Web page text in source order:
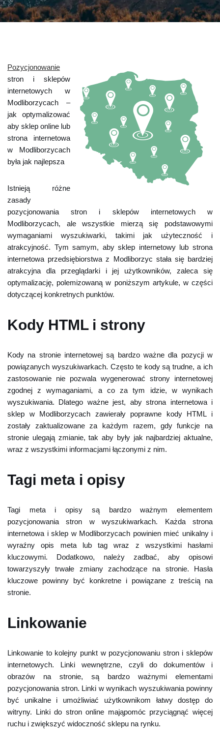
Pozycjonowanie
stron i sklepów
internetowych w
Modliborzycach –
jak optymalizować
aby sklep online lub
strona internetowa
w Modliborzycach
była jak najlepsza
Istnieją różne
zasady
pozycjonowania stron i sklepów internetowych w
Modliborzycach, ale wszystkie mierzą się podstawowymi
wymaganiami wyszukiwarki, takimi jak użyteczność i
atrakcyjność. Tym samym, aby sklep internetowy lub strona
internetowa przedsiębiorstwa z Modliborzyc stała się bardziej
atrakcyjna dla przeglądarki i jej użytkowników, zaleca się
optymalizację, polemizowaną w poniższym artykule, w części
dotyczącej konkretnych punktów.
Kody HTML i strony
Kody na stronie internetowej są bardzo ważne dla pozycji w
powiązanych wyszukiwarkach. Często te kody są trudne, a ich
zastosowanie nie pozwala wygenerować strony internetowej
zgodnej z wymaganiami, a co za tym idzie, w wynikach
wyszukiwania. Dlatego ważne jest, aby strona internetowa i
sklep w Modliborzycach zawierały poprawne kody HTML i
zostały zaktualizowane za każdym razem, gdy funkcje na
stronie ulegają zmianie, tak aby były jak najbardziej aktualne,
wraz z wszystkimi informacjami łączonymi z nim.
Tagi meta i opisy
Tagi meta i opisy są bardzo ważnym elementem
pozycjonowania stron w wyszukiwarkach. Każda strona
internetowa i sklep w Modliborzycach powinien mieć unikalny i
wyraźny opis meta lub tag wraz z wszystkimi hasłami
kluczowymi. Dodatkowo, należy zadbać, aby opisowi
towarzyszyły trwałe zmiany zachodzące na stronie. Hasła
kluczowe powinny być konkretne i powiązane z treścią na
stronie.
Linkowanie
Linkowanie to kolejny punkt w pozycjonowaniu stron i sklepów
internetowych. Linki wewnętrzne, czyli do dokumentów i
obrazów na stronie, są bardzo ważnymi elementami
pozycjonowania stron. Linki w wynikach wyszukiwania powinny
być unikalne i umożliwiać użytkownikom łatwy dostęp do
witryny. Linki do stron online mająpomóc przyciągnąć więcej
ruchu i zwiększyć widoczność sklepu na rynku.